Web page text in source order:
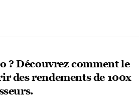
? Découvrez comment le
des rendements de 100x